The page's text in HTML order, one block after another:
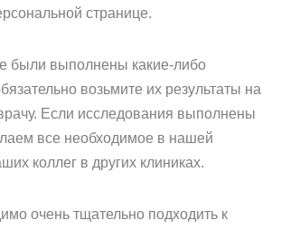
странице.
были выполнены какие-либо
возьмите их результаты на
Если исследования выполнены
все необходимое в нашей
коллег в других клиниках.
очень тщательно подходить к